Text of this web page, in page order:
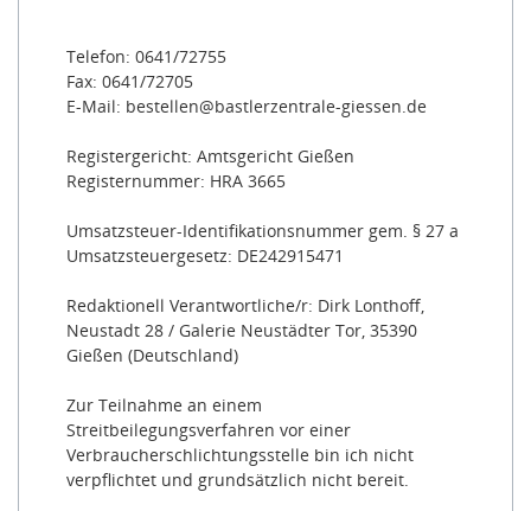
Telefon: 0641/72755
Fax: 0641/72705
E-Mail: bestellen@bastlerzentrale-giessen.de
Registergericht: Amtsgericht Gießen
Registernummer: HRA 3665
Umsatzsteuer-Identifikationsnummer gem. § 27 a
Umsatzsteuergesetz: DE242915471
Redaktionell Verantwortliche/r: Dirk Lonthoff,
Neustadt 28 / Galerie Neustädter Tor, 35390
Gießen (Deutschland)
Zur Teilnahme an einem
Streitbeilegungsverfahren vor einer
Verbraucherschlichtungsstelle bin ich nicht
verpflichtet und grundsätzlich nicht bereit.